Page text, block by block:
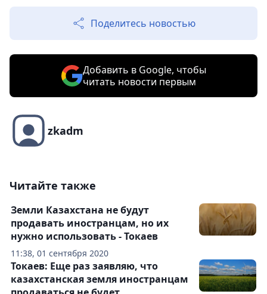
Поделитесь новостью
Добавить в Google, чтобы
читать новости первым
zkadm
Читайте также
11:38, 01 сентября 2020
Земли Казахстана не будут
продавать иностранцам, но их
нужно использовать - Токаев
Токаев: Еще раз заявляю, что
казахстанская земля иностранцам